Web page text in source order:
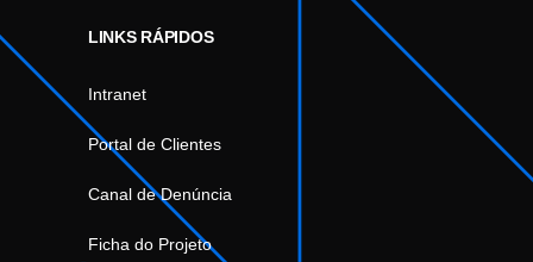
LINKS RÁPIDOS
Intranet
Portal de Clientes
Canal de Denúncia
Ficha do Projeto